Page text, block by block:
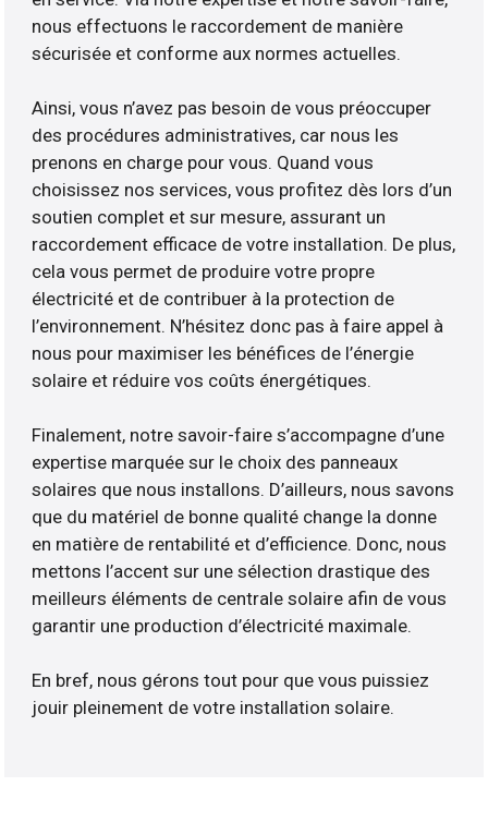
nous effectuons le raccordement de manière
sécurisée et conforme aux normes actuelles.
Ainsi, vous n’avez pas besoin de vous préoccuper
des procédures administratives, car nous les
prenons en charge pour vous. Quand vous
choisissez nos services, vous profitez dès lors d’un
soutien complet et sur mesure, assurant un
raccordement efficace de votre installation. De plus,
cela vous permet de produire votre propre
électricité et de contribuer à la protection de
l’environnement. N’hésitez donc pas à faire appel à
nous pour maximiser les bénéfices de l’énergie
solaire et réduire vos coûts énergétiques.
Finalement, notre savoir-faire s’accompagne d’une
expertise marquée sur le choix des panneaux
solaires que nous installons. D’ailleurs, nous savons
que du matériel de bonne qualité change la donne
en matière de rentabilité et d’efficience. Donc, nous
mettons l’accent sur une sélection drastique des
meilleurs éléments de centrale solaire afin de vous
garantir une production d’électricité maximale.
En bref, nous gérons tout pour que vous puissiez
jouir pleinement de votre installation solaire.